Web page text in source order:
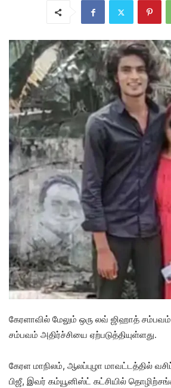
கேரளாவில் மேலும் ஒரு லவ் ஜிஹாத்
சம்பவம் அதிர்ச்சியை ஏற்படுத்தியுள்ளது.
கேரள மாநிலம், ஆலப்புழா மாவட்டத்தில்
பிஜீ, இவர் கம்யூனிஸ்ட் கட்சியில்